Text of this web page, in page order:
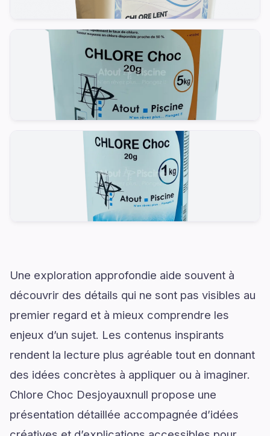
Une exploration approfondie aide souvent à
découvrir des détails qui ne sont pas visibles au
premier regard et à mieux comprendre les
enjeux d’un sujet. Les contenus inspirants
rendent la lecture plus agréable tout en donnant
des idées concrètes à appliquer ou à imaginer.
Chlore Choc Desjoyauxnull propose une
présentation détaillée accompagnée d’idées